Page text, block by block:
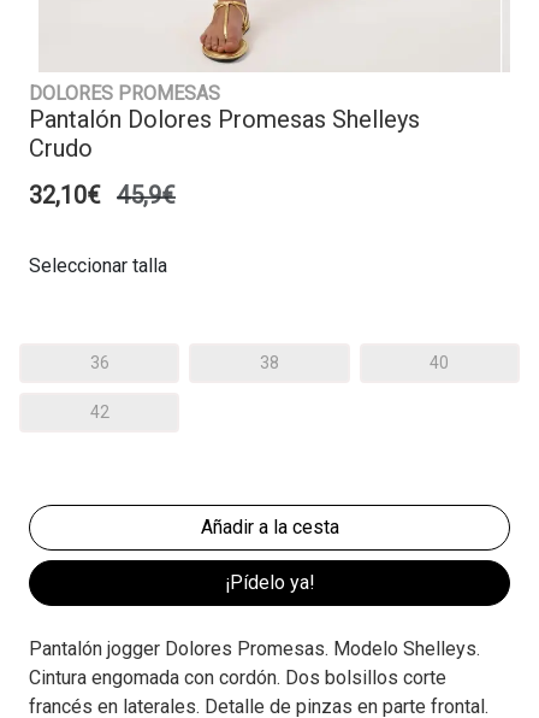
DOLORES PROMESAS
Pantalón Dolores Promesas Shelleys
Crudo
32,10€ 45,9€
Seleccionar talla
36 38 40
42
¡Pídelo ya!
Pantalón jogger Dolores Promesas. Modelo Shelleys.
Cintura engomada con cordón. Dos bolsillos corte
francés en laterales. Detalle de pinzas en parte frontal.